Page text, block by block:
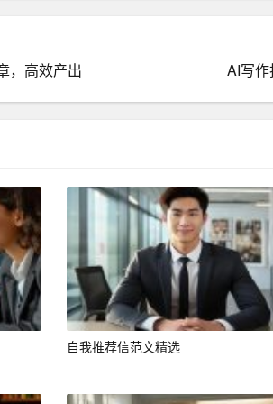
习，熟悉了财务报表编制、审计等
苟；
作环境。
毕业生，具备扎实的美术功底和创新能
部分作品：
获得全国大学生设计大赛一等奖；
，高效产出 AI写
自我推荐信范文精选